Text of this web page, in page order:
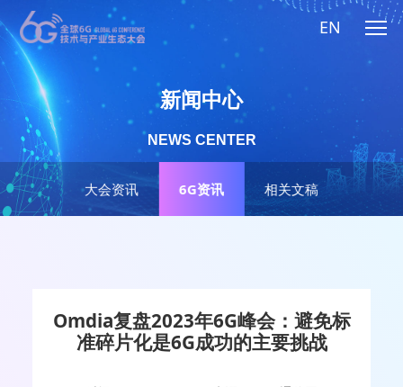
EN
大会资讯 6G资讯 相关文稿
新闻中心
NEWS CENTER
Omdia复盘2023年6G峰会：避免标
准碎片化是6G成功的主要挑战